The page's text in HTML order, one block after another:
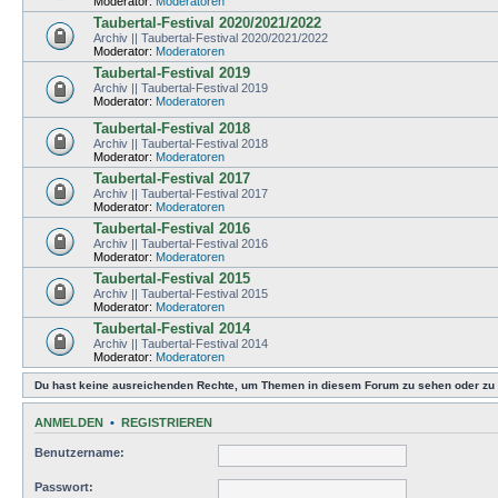
Taubertal-Festival 2020/2021/2022
Archiv || Taubertal-Festival 2020/2021/2022
Moderator: Moderatoren
Taubertal-Festival 2019
Archiv || Taubertal-Festival 2019
Moderator: Moderatoren
Taubertal-Festival 2018
Archiv || Taubertal-Festival 2018
Moderator: Moderatoren
Taubertal-Festival 2017
Archiv || Taubertal-Festival 2017
Moderator: Moderatoren
Taubertal-Festival 2016
Archiv || Taubertal-Festival 2016
Moderator: Moderatoren
Taubertal-Festival 2015
Archiv || Taubertal-Festival 2015
Moderator: Moderatoren
Taubertal-Festival 2014
Archiv || Taubertal-Festival 2014
Moderator: Moderatoren
Du hast keine ausreichenden Rechte, um Themen in diesem Forum zu sehen oder zu
ANMELDEN • REGISTRIEREN
Benutzername:
Passwort: